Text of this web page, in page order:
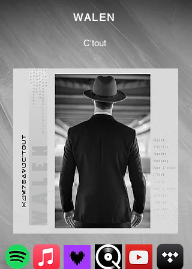
WALEN
C'tout